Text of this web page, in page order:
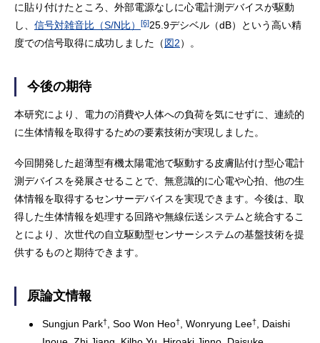
に貼り付けたところ、外部電源なしに心電計測デバイスが駆動
し、 信号対雑音比（S/N比） [6]25.9デシベル（dB）という高い精
度での信号取得に成功しました（図2）。
今後の期待
本研究により、電力の消費や人体への負荷を気にせずに、連続的
に生体情報を取得するための要素技術が実現しました。
今回開発した超薄型有機太陽電池で駆動する皮膚貼付け型心電計
測デバイスを発展させることで、無意識的に心電や心拍、他の生
体情報を取得するセンサーデバイスを実現できます。今後は、取
得した生体情報を処理する回路や無線伝送システムと統合するこ
とにより、次世代の自立駆動型センサーシステムの基盤技術を提
供するものと期待できます。
原論文情報
Sungjun Park† , Soo Won Heo† , Wonryung Lee†
, Daishi